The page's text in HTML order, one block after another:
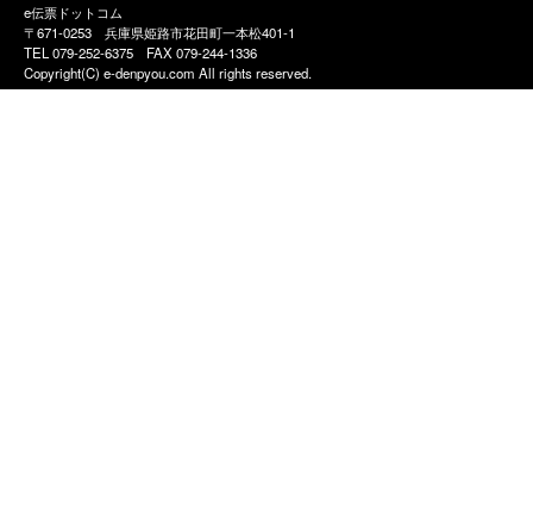
e伝票ドットコム
〒671-0253 兵庫県姫路市花田町一本松401-1
TEL 079-252-6375 FAX 079-244-1336
Copyright(C) e-denpyou.com All rights reserved.